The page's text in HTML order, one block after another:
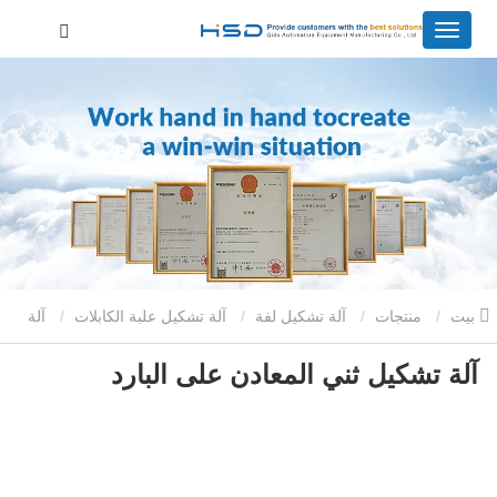
منتجات آلة تشكيل لفة آلة تشكيل علبة الكابلات آلة
تشكيل ثني المعادن على البارد
آلة تشكيل ثني المعادن على البارد